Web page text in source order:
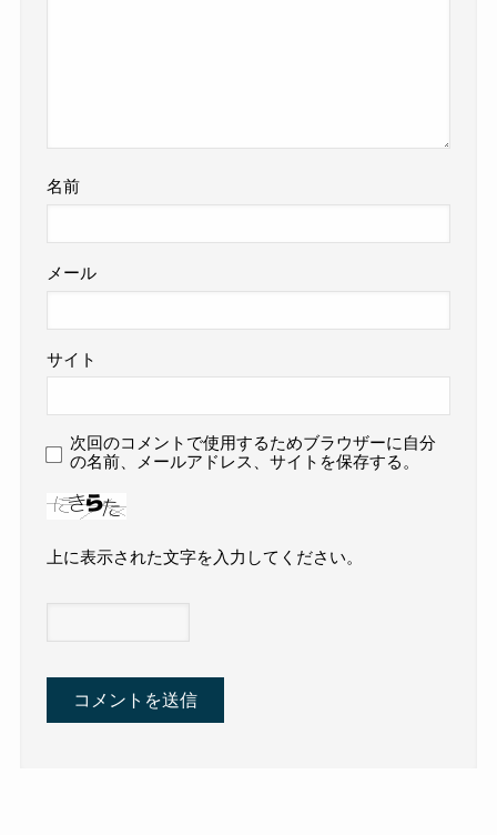
名前
メール
サイト
次回のコメントで使用するためブラウザーに自分
の名前、メールアドレス、サイトを保存する。
上に表示された文字を入力してください。